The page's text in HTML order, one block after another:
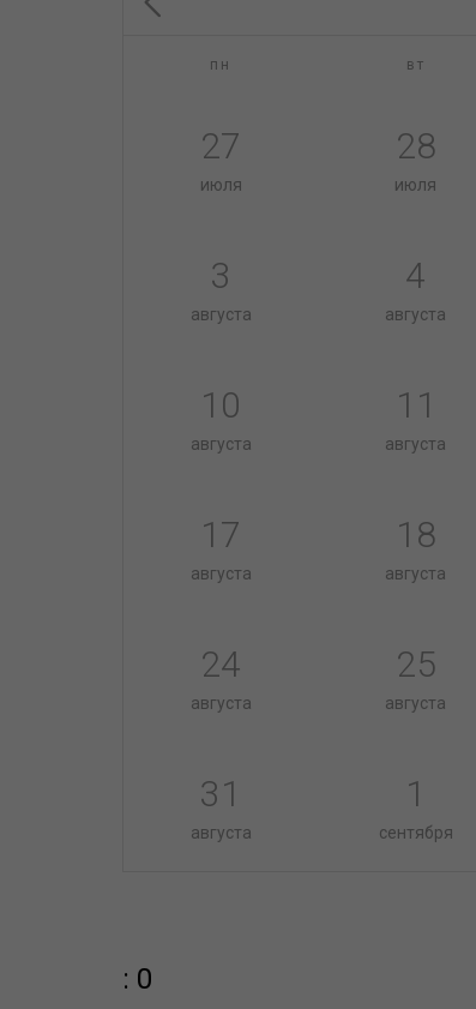
пн вт
27
июля
28
июля
3
августа
4
августа
10
августа
11
августа
17
августа
18
августа
24
августа
25
августа
31
августа
1
сентября
: 0